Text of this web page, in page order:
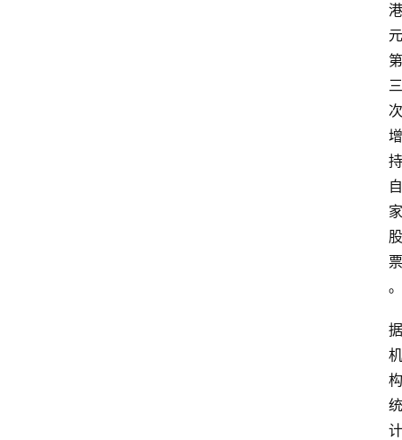
港
元
第
三
次
增
持
自
家
股
票
。
据
机
构
统
计